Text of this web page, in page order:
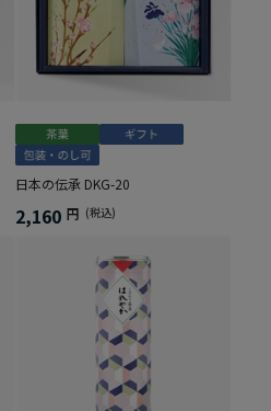
日本の伝承 DKG-20
2,160 円 (税込)